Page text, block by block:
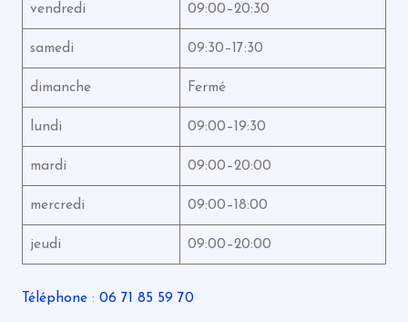
vendredi 09:00–20:30
samedi 09:30–17:30
dimanche Fermé
lundi 09:00–19:30
mardi 09:00–20:00
mercredi 09:00–18:00
jeudi 09:00–20:00
Téléphone: 06 71 85 59 70